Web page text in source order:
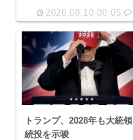
2026.08.10 00:05
トランプ、2028年も大統領
続投を示唆